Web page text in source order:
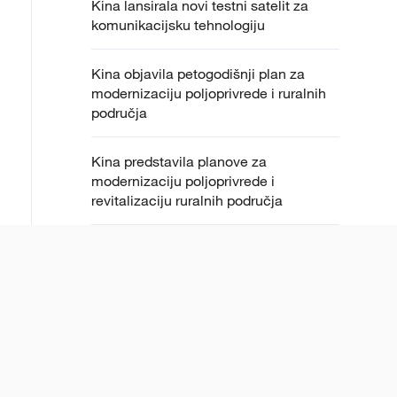
Kina lansirala novi testni satelit za
komunikacijsku tehnologiju
Kina objavila petogodišnji plan za
modernizaciju poljoprivrede i ruralnih
područja
Kina predstavila planove za
modernizaciju poljoprivrede i
revitalizaciju ruralnih područja